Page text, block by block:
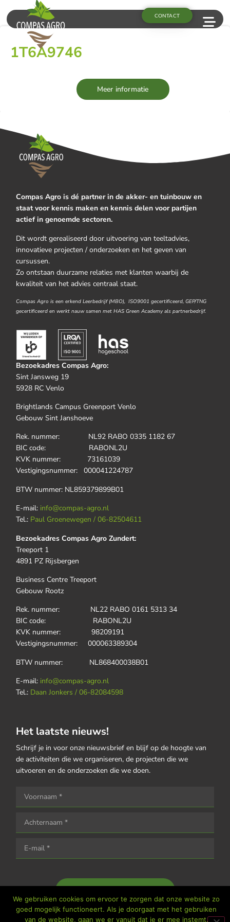
CONTACT
1T6A9746
Meer informatie
Compas Agro is dé partner in de akker- en tuinbouw en
staat voor kennis maken en kennis delen voor partijen
actief in genoemde sectoren.
Dit wordt gerealiseerd door uitvoering van teeltadvies,
innovatieve projecten / onderzoeken en het geven van
cursussen.
Zo ontstaan duurzame relaties met klanten waarbij de
kwaliteit van het advies centraal staat.
Compas Agro is een erkend Leerbedrijf (MBO), ISO9001 gecertificeerd, GEP/TNG
gecertificeerd en werkt nauw samen met HAS Green Academy als partnerbedrijf.
Bezoekadres Compas Agro:
Sint Jansweg 19
5928 RC Venlo
Brightlands Campus Greenport Venlo
Gebouw Sint Janshoeve
Rek. nummer: NL92 RABO 0335 1182 67
BIC code: RABONL2U
KVK nummer: 73161039
Vestigingsnummer: 000041224787
BTW nummer: NL859379899B01
E-mail: info@compas-agro.nl
Tel.: Paul Groenewegen / 06-82504611
Bezoekadres Compas Agro Zundert:
Treeport 1
4891 PZ Rijsbergen
Business Centre Treeport
Gebouw Rootz
Rek. nummer: NL22 RABO 0161 5313 34
BIC code: RABONL2U
KVK nummer: 98209191
Vestigingsnummer: 000063389304
BTW nummer: NL868400038B01
E-mail: info@compas-agro.nl
Tel.: Daan Jonkers / 06-82084598
Het laatste nieuws!
Schrijf je in voor onze nieuwsbrief en blijf op de hoogte van
de activiteiten die we organiseren, de projecten die we
uitvoeren en de onderzoeken die we doen.
We gebruiken cookies om ervoor te zorgen dat onze website zo
goed mogelijk functioneert. Als je doorgaat met het gebruiken
van de website, gaan we er vanuit dat je er mee instemt.